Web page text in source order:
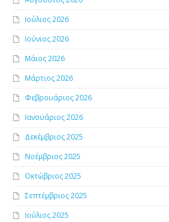
Ιούλιος 2026
Ιούνιος 2026
Μάιος 2026
Μάρτιος 2026
Φεβρουάριος 2026
Ιανουάριος 2026
Δεκέμβριος 2025
Νοέμβριος 2025
Οκτώβριος 2025
Σεπτέμβριος 2025
Ιούλιος 2025